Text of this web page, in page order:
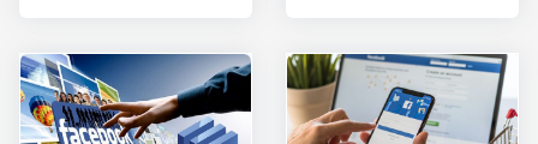
sẽ cung cấp cho bạn
cách vào trình quản
lý quảng cáo trên
hiểu
những lưu ý khi
chạy quảng cáo
facebooknhé !